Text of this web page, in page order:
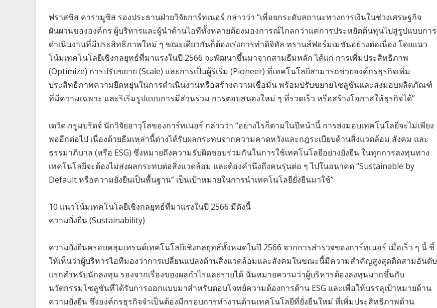
ฟราสซิส คารามูซิส รองประธานฝ่ายวิจัยการ์ทเนอร์ กล่าวว่า “เพื่อยกระดับสถานะทางการเงินในช่วงเศรษฐกิจ
ผันผวนขององค์กร ผู้บริหารและผู้นำด้านไอทีทั้งหลายต้องมองการณ์ไกลกว่าแค่การประหยัดต้นทุนไปสู่รูปแบบการ
ดำเนินงานที่มีประสิทธิภาพใหม่ ๆ ขณะเดียวกันก็ต้องเร่งการทำดิจิทัล ทรานส์ฟอร์มเมชันอย่างต่อเนื่อง โดยแนว
โน้มเทคโนโลยีเชิงกลยุทธ์ที่มาแรงในปี 2566 จะพัฒนาขึ้นมาจากสามธีมหลัก ได้แก่ การเพิ่มประสิทธิภาพ
(Optimize) การปรับขยาย (Scale) และการเป็นผู้ริเริ่ม (Pioneer) ที่เทคโนโลยีสามารถช่วยองค์กรธุรกิจเพิ่ม
ประสิทธิภาพความยืดหยุ่นในการดำเนินงานหรือสร้างความเชื่อมั่น พร้อมปรับขยายโซลูชันและส่งมอบผลิตภัณฑ์
ที่มีความเฉพาะ และริเริ่มรูปแบบการมีส่วนร่วม การตอบสนองใหม่ ๆ ที่รวดเร็ว หรือสร้างโอกาสให้ธุรกิจได้”
เดวิด กรูมบริดจ์ นักวิจัยอาวุโสของการ์ทเนอร์ กล่าวว่า “อย่างไรก็ตามในปีหน้านี้ การส่งมอบเทคโนโลยีจะไม่เพียง
พออีกต่อไป เนื่องด้วยธีมเหล่านี้ต่างได้รับผลกระทบจากความคาดหวังและกฎระเบียบด้านสิ่งแวดล้อม สังคม และ
ธรรมาภิบาล (หรือ ESG) ซึ่งหมายถึงความรับผิดชอบร่วมกันในการใช้เทคโนโลยีอย่างยั่งยืน ในทุกการลงทุนทาง
เทคโนโลยีจะต้องไม่ส่งผลกระทบต่อสิ่งแวดล้อม และต้องคำนึงถึงคนรุ่นต่อ ๆ ไปในอนาคต “Sustainable by
Default หรือความยั่งยืนเป็นพื้นฐาน” เป็นเป้าหมายในการนำเทคโนโลยียั่งยืนมาใช้”
10 แนวโน้มเทคโนโลยีเชิงกลยุทธ์ที่มาแรงในปี 2566 มีดังนี้
ความยั่งยืน (Sustainability)
ความยั่งยืนครอบคลุมเทรนด์เทคโนโลยีเชิงกลยุทธ์ทั้งหมดในปี 2566 จากการสำรวจของการ์ทเนอร์ เมื่อเร็ว ๆ นี้ ชี้
ให้เห็นว่าผู้บริหารไอทีมองว่าการเปลี่ยนแปลงด้านสิ่งแวดล้อมและสังคมในขณะนี้มีความสำคัญสูงสุดติดสามอันดับ
แรกสำหรับนักลงทุน รองจากเรื่องของผลกำไรและรายได้ นั่นหมายความว่าผู้บริหารต้องลงทุนมากขึ้นกับ
นวัตกรรมโซลูชันที่ได้รับการออกแบบมาสำหรับตอบโจทย์ความต้องการด้าน ESG และเพื่อให้บรรลุเป้าหมายด้าน
ความยั่งยืน ซึ่งองค์กรธุรกิจจำเป็นต้องมีกรอบการทำงานด้านเทคโนโลยีที่ยั่งยืนใหม่ ที่เพิ่มประสิทธิภาพด้าน